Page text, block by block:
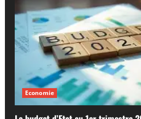
Economie